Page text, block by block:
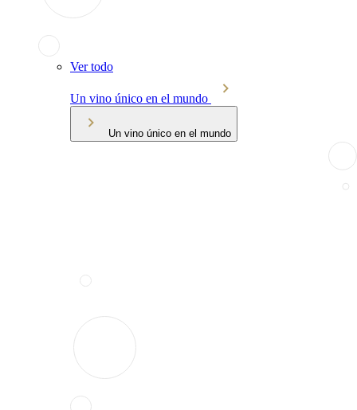
Ver todo
Un vino único en el mundo
Un vino único en el mundo